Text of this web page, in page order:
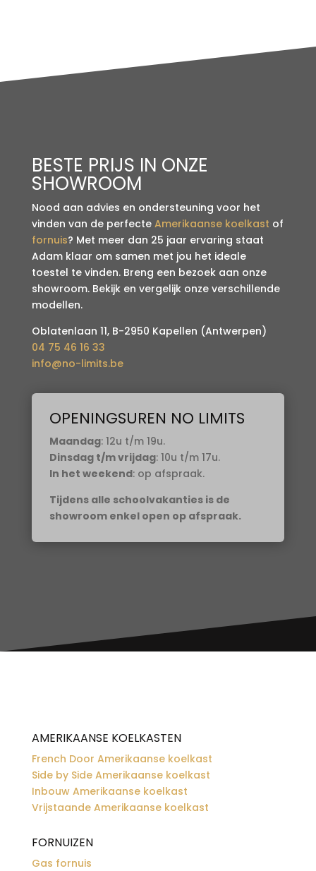
BESTE PRIJS IN ONZE
SHOWROOM
Nood aan advies en ondersteuning voor het
vinden van de perfecte Amerikaanse koelkast of
fornuis? Met meer dan 25 jaar ervaring staat
Adam klaar om samen met jou het ideale
toestel te vinden. Breng een bezoek aan onze
showroom. Bekijk en vergelijk onze verschillende
modellen.
Oblatenlaan 11, B-2950 Kapellen (Antwerpen)
04 75 46 16 33
info@no-limits.be
OPENINGSUREN NO LIMITS
Maandag: 12u t/m 19u.
Dinsdag t/m vrijdag: 10u t/m 17u.
In het weekend: op afspraak.
Tijdens alle schoolvakanties is de
showroom enkel open op afspraak.
AMERIKAANSE KOELKASTEN
French Door Amerikaanse koelkast
Side by Side Amerikaanse koelkast
Inbouw Amerikaanse koelkast
Vrijstaande Amerikaanse koelkast
FORNUIZEN
Gas fornuis